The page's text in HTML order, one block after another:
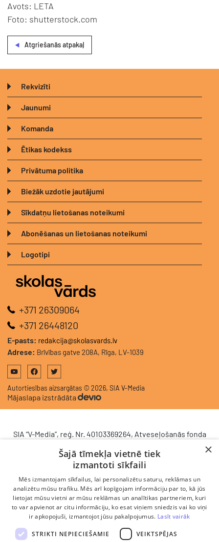
Avots: LETA
Foto: shutterstock.com
Atgriešanās atpakaļ
Rekvizīti
Jaunumi
Komanda
Ētikas kodekss
Privātuma politika
Biežāk uzdotie jautājumi
Sīkdatņu lietošanas noteikumi
Abonēšanas un lietošanas noteikumi
Logotipi
+371 26309064
+371 26448120
E-pasts: redakcija@skolasvards.lv
Adrese: Brīvības gatve 208A, Rīga, LV-1039
Autortiesības aizsargātas © 2026, SIA V-Media
Mājaslapa izstrādāta
SIA “V-Media”, reģ. Nr. 40103369264, Atveseļošanās fonda
komercdarbības procesu uzlabošanā - ieviesta klientu
attiecību pārvaldības sistēma (CRM). 2024. gada 16.
decembrī tika noslēgts līgums Nr. 9.2-17-L-2024/928 ar
Latvijas Investīciju un attīstības aģentūru par atbalsta
saņemšanu saskaņā ar Atveseļošanas un noturības
mehānisma plāna 2. komponenti “Digitālā transformācija”
(atbalsta pieteikuma Nr. DIGI/2024/1253). Projekta ietvaros
ieviesta klientu un darba procesu pārvaldības sistēma
×
Šajā tīmekļa vietnē tiek
izmantoti sīkfaili
Mēs izmantojam sīkfailus, lai personalizētu saturu, reklāmas un
analizētu mūsu trafiku. Mēs arī kopīgojam informāciju par to, kā jūs
lietojat mūsu vietni ar mūsu reklāmas un analītikas partneriem, kuri
to var apvienot ar citu informāciju, ko esat viņiem sniedzis vai ko viņi
ir apkopojuši, izmantojot jūsu pakalpojumus. Lasīt vairāk
STRIKTI NEPIECIEŠAMIE VEIKTSPĒJAS